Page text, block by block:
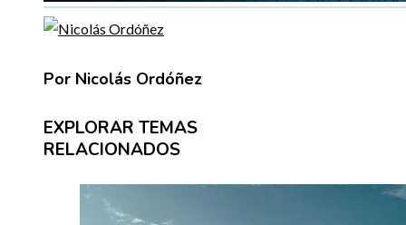
Por Nicolás Ordóñez
EXPLORAR TEMAS
RELACIONADOS